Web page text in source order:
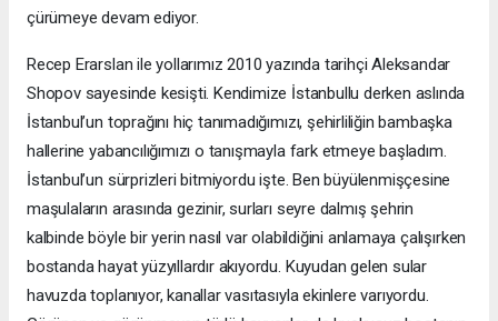
çürümeye devam ediyor.
Recep Erarslan ile yollarımız 2010 yazında tarihçi Aleksandar
Shopov sayesinde kesişti. Kendimize İstanbullu derken aslında
İstanbul’un toprağını hiç tanımadığımızı, şehirliliğin bambaşka
hallerine yabancılığımızı o tanışmayla fark etmeye başladım.
İstanbul’un sürprizleri bitmiyordu işte. Ben büyülenmişçesine
maşulaların arasında gezinir, surları seyre dalmış şehrin
kalbinde böyle bir yerin nasıl var olabildiğini anlamaya çalışırken
bostanda hayat yüzyıllardır akıyordu. Kuyudan gelen sular
havuzda toplanıyor, kanallar vasıtasıyla ekinlere varıyordu.